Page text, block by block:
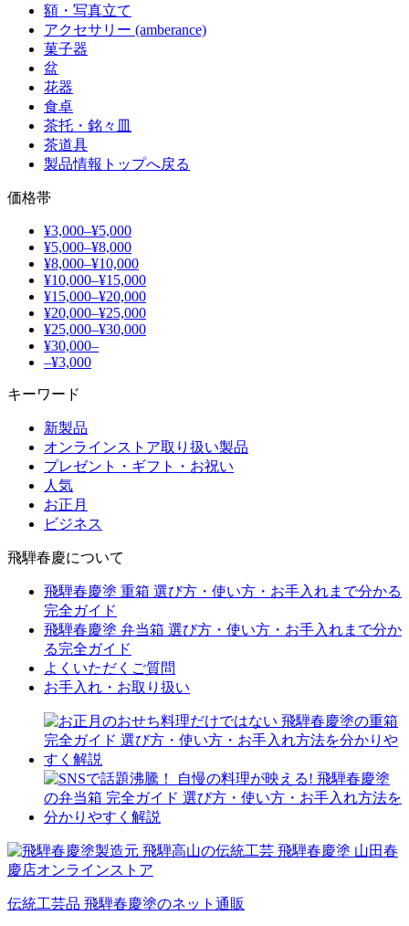
額・写真立て
アクセサリー (amberance)
菓子器
盆
花器
食卓
茶托・銘々皿
茶道具
製品情報トップへ戻る
価格帯
¥3,000–¥5,000
¥5,000–¥8,000
¥8,000–¥10,000
¥10,000–¥15,000
¥15,000–¥20,000
¥20,000–¥25,000
¥25,000–¥30,000
¥30,000–
–¥3,000
キーワード
新製品
オンラインストア取り扱い製品
プレゼント・ギフト・お祝い
人気
お正月
ビジネス
飛騨春慶について
飛騨春慶塗 重箱 選び方・使い方・お手入れまで分かる
完全ガイド
飛騨春慶塗 弁当箱 選び方・使い方・お手入れまで分か
る完全ガイド
よくいただくご質問
お手入れ・お取り扱い
伝統工芸品 飛騨春慶塗のネット通販